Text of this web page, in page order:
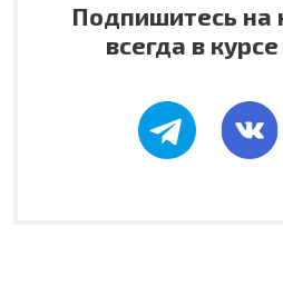
Подпишитесь на
всегда в